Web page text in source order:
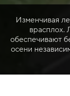
Изменчивая
врасплох.
обеспечивают
осени